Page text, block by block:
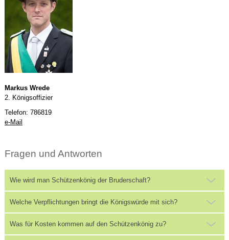
Markus Wrede
2. Königsoffizier
Telefon: 786819
e-Mail
Fragen und Antworten
Wie wird man Schützenkönig der Bruderschaft?
Welche Verpflichtungen bringt die Königswürde mit sich?
Was für Kosten kommen auf den Schützenkönig zu?